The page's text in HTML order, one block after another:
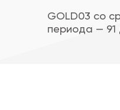
GOLD03 со
периода — 91